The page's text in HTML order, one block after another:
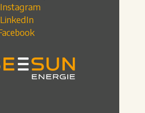
Instagram
LinkedIn